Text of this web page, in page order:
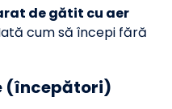
de gătit cu aer
cum să începi fără
(începători)